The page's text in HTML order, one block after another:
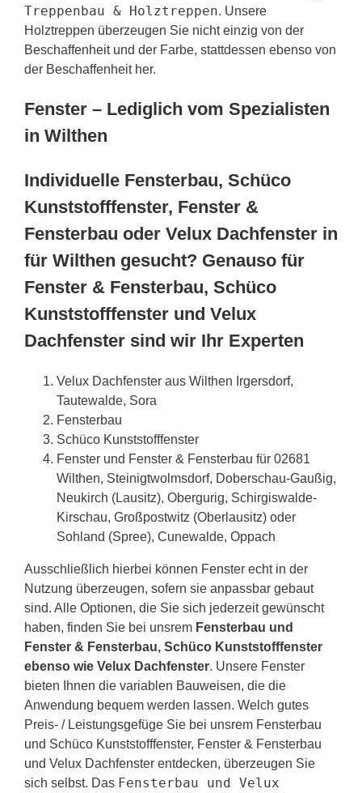
Treppenbau & Holztreppen. Unsere
Holztreppen überzeugen Sie nicht einzig von der
Beschaffenheit und der Farbe, stattdessen ebenso von
der Beschaffenheit her.
Fenster – Lediglich vom Spezialisten
in Wilthen
Individuelle Fensterbau, Schüco
Kunststofffenster, Fenster &
Fensterbau oder Velux Dachfenster in
für Wilthen gesucht? Genauso für
Fenster & Fensterbau, Schüco
Kunststofffenster und Velux
Dachfenster sind wir Ihr Experten
Velux Dachfenster aus Wilthen Irgersdorf,
Tautewalde, Sora
Fensterbau
Schüco Kunststofffenster
Fenster und Fenster & Fensterbau für 02681
Wilthen, Steinigtwolmsdorf, Doberschau-Gaußig,
Neukirch (Lausitz), Obergurig, Schirgiswalde-
Kirschau, Großpostwitz (Oberlausitz) oder
Sohland (Spree), Cunewalde, Oppach
Ausschließlich hierbei können Fenster echt in der
Nutzung überzeugen, sofern sie anpassbar gebaut
sind. Alle Optionen, die Sie sich jederzeit gewünscht
haben, finden Sie bei unsrem Fensterbau und
Fenster & Fensterbau, Schüco Kunststofffenster
ebenso wie Velux Dachfenster. Unsere Fenster
bieten Ihnen die variablen Bauweisen, die die
Anwendung bequem werden lassen. Welch gutes
Preis- / Leistungsgefüge Sie bei unsrem Fensterbau
und Schüco Kunststofffenster, Fenster & Fensterbau
und Velux Dachfenster entdecken, überzeugen Sie
sich selbst. Das Fensterbau und Velux